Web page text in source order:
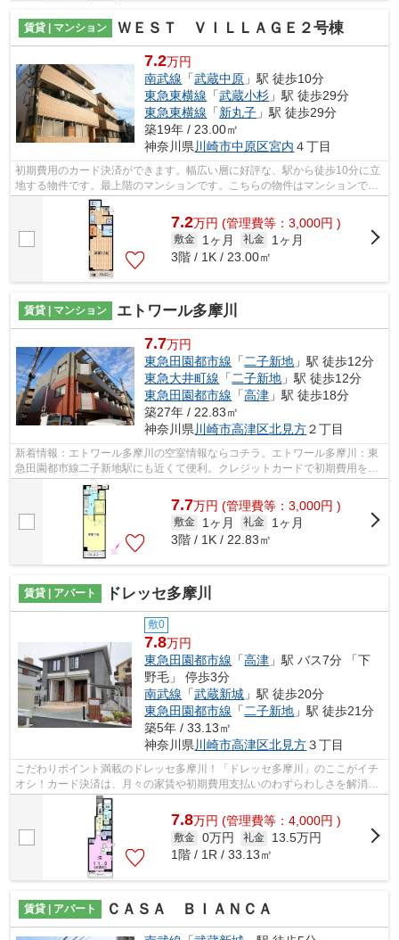
賃貸 | マンション ＷＥＳＴ ＶＩＬＬＡＧＥ２号棟
7.2万円
南武線 「武蔵中原 」駅 徒歩10分
東急東横線 「武蔵小杉 」駅 徒歩29分
東急東横線 「新丸子 」駅 徒歩29分
築19年 / 23.00㎡
神奈川県川崎市中原区宮内 ４丁目
初期費用のカード決済ができます。幅広い層に好評な、駅から徒歩10分に立
地する物件です。最上階のマンションです。こちらの物件はマンションで
す。ケイズ 本店があなたのご希望に適し...
7.2万円 (管理費等：3,000円 )
敷金 1ヶ月 礼金
1ヶ月
3階 / 1K / 23.00㎡
賃貸 | マンション エトワール多摩川
7.7万円
東急田園都市線 「 二子新地 」駅 徒歩12分
東急大井町線 「 二子新地 」駅 徒歩12分
東急田園都市線 「高津 」駅 徒歩18分
築27年 / 22.83㎡
神奈川県 川崎市高津区北見方２丁目
新着情報：エトワール多摩川の空室情報ならコチラ。エトワール多摩川：東
急田園都市線二子新地駅にも近くて便利。クレジットカードで初期費用をお
支払いいただける物件です。2駅利用可...
7.7万円 (管理費等：3,000円 )
敷金 1ヶ月 礼金
1ヶ月
3階 / 1K / 22.83㎡
賃貸 | アパート ドレッセ多摩川
敷0
7.8万円
東急田園都市線 「高津 」駅 バス7分 「下
野毛」 停歩3分
南武線 「武蔵新城 」駅 徒歩20分
東急田園都市線 「 二子新地 」駅 徒歩21分
築5年 / 33.13㎡
神奈川県 川崎市高津区北見方３丁目
こだわりポイント満載のドレッセ多摩川！「ドレッセ多摩川」のここがイチ
オシ！カード決済は、月々の家賃や初期費用支払いのわずらわしさを解消し
てくれます！利用可能な駅が2駅あり、...
7.8万円 (管理費等：4,000円 )
敷金 0万円 礼金
13.5万円
1階 / 1R / 33.13㎡
賃貸 | アパート ＣＡＳＡ ＢＩＡＮＣＡ